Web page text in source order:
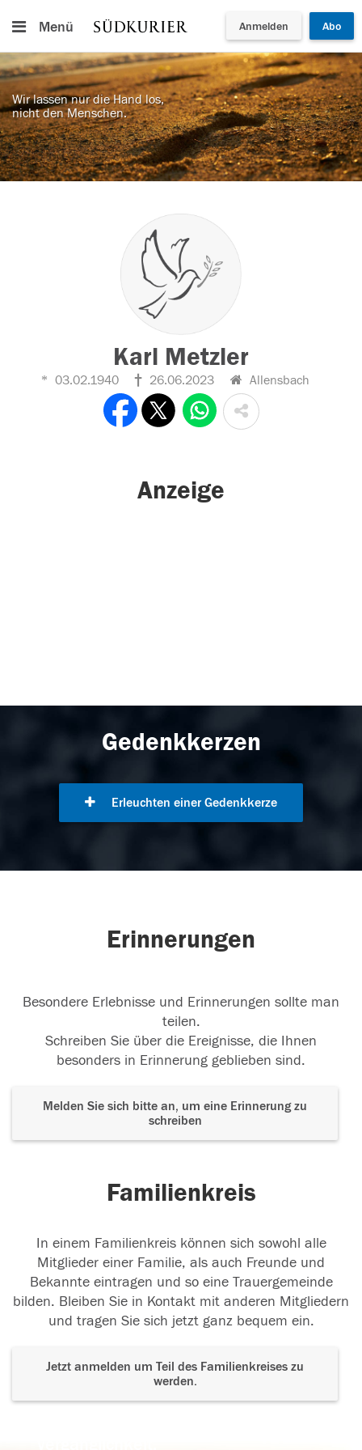
Menü Anmelden Abo
Wir lassen nur die Hand los,
nicht den Menschen.
Karl Metzler
03.02.1940 26.06.2023 Allensbach
Anzeige
Gedenkkerzen
Erleuchten einer Gedenkkerze
Erinnerungen
Besondere Erlebnisse und Erinnerungen sollte man
teilen.
Schreiben Sie über die Ereignisse, die Ihnen
besonders in Erinnerung geblieben sind.
Melden Sie sich bitte an, um eine Erinnerung zu
schreiben
Familienkreis
In einem Familienkreis können sich sowohl alle
Mitglieder einer Familie, als auch Freunde und
Bekannte eintragen und so eine Trauergemeinde
bilden. Bleiben Sie in Kontakt mit anderen Mitgliedern
und tragen Sie sich jetzt ganz bequem ein.
Jetzt anmelden um Teil des Familienkreises zu
werden.